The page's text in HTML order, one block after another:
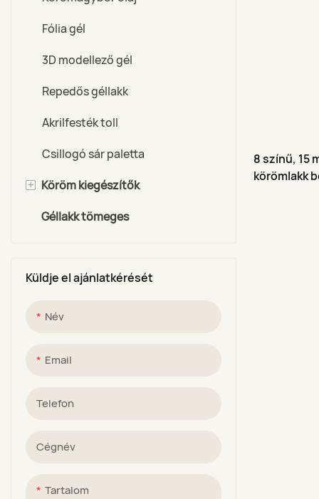
Fólia gél
3D modellező gél
Repedős géllakk
Akrilfesték toll
Csillogó sár paletta
+ Köröm kiegészítők
Macskaszem mágnes
Körömkefe
Géllakk tömeges
Küldje el ajánlatkérését
Név
Email
Telefon
Cégnév
Tartalom
8 színű, 15
körömlakk